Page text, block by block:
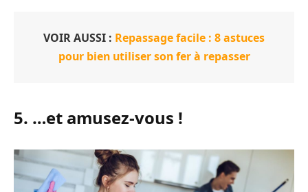
VOIR AUSSI : Repassage facile : 8 astuces
pour bien utiliser son fer à repasser
5. ​​…et amusez-vous !